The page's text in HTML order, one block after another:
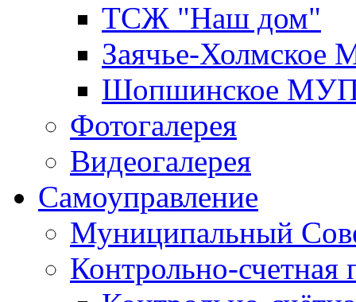
ТСЖ "Наш дом"
Заячье-
Шопшинское
Фотогалерея
Видеогалерея
Самоуправление
Муниципальный
Контрольно-счетная